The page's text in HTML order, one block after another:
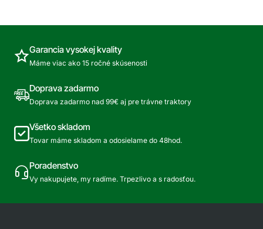
Garancia vysokej kvality
Máme viac ako 15 ročné skúsenosti
Doprava zadarmo
Doprava zadarmo nad 99€ aj pre trávne traktory
Všetko skladom
Tovar máme skladom a odosielame do 48hod.
Poradenstvo
Vy nakupujete, my radíme. Trpezlivo a s radosťou.